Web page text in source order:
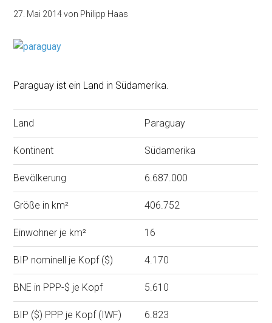
27. Mai 2014von Philipp Haas
Paraguay ist ein Land in Südamerika.
Land Paraguay
Kontinent Südamerika
Bevölkerung 6.687.000
Größe in km² 406.752
Einwohner je km² 16
BIP nominell je Kopf ($) 4.170
BNE in PPP-$ je Kopf 5.610
BIP ($) PPP je Kopf (IWF) 6.823